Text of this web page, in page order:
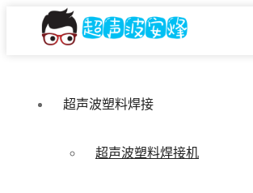
超声波塑料焊接
超声波塑料焊接机